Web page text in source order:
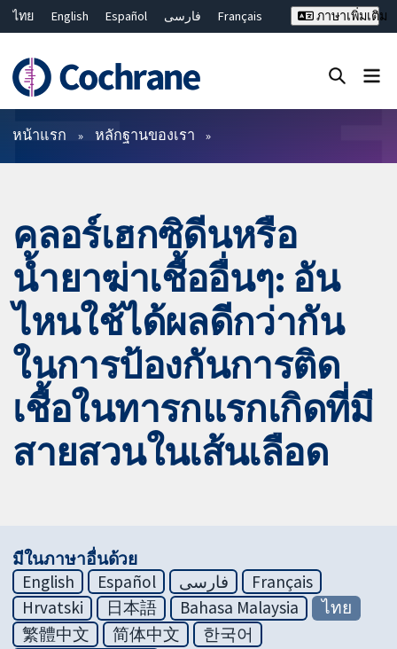
ไทย English Español فارسی
Français
Bahasa Malaysia
繁體中文 简体中文
ภาษาเพิ่มเติม
ตัวกรอง
หน้าแรก หลักฐานของเรา
คลอร์เฮกซิดีนหรือ
น้ำยาฆ่าเชื้ออื่นๆ: อัน
ไหนใช้ได้ผลดีกว่ากัน
ในการป้องกันการติด
เชื้อในทารกแรกเกิดที่มี
สายสวนในเส้นเลือด
มีในภาษาอื่นด้วย
English
Español فارسی
Français
Hrvatski
日本語 Bahasa Malaysia
ไทย
繁體中文
简体中文
한국어